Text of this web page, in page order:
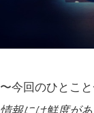
〜今回のひとこ